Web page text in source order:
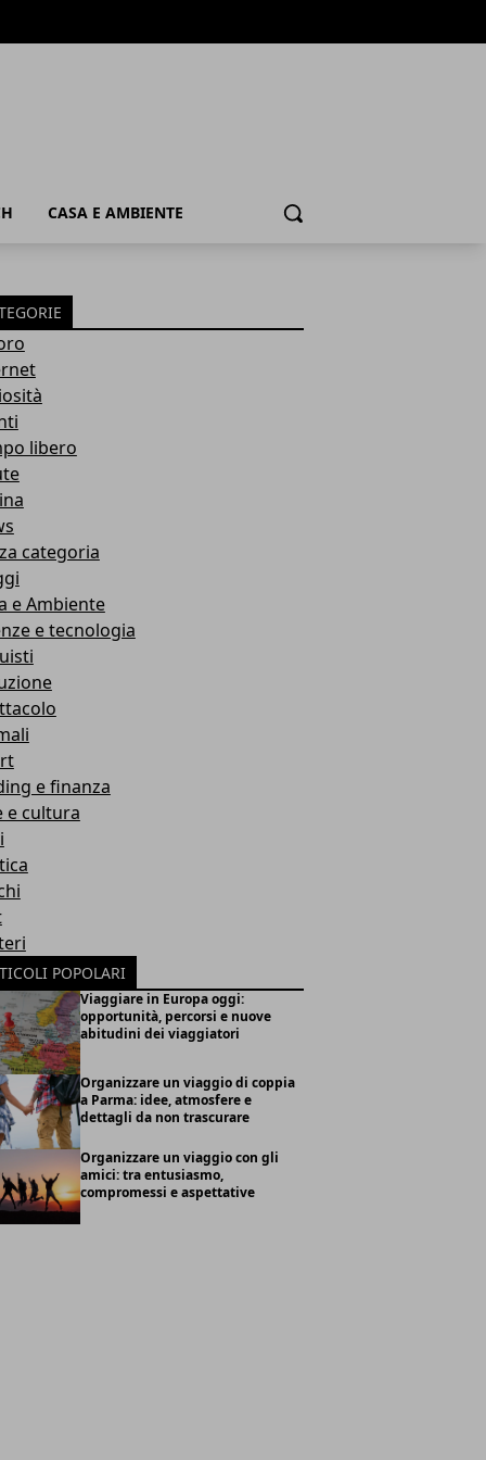
CASA E AMBIENTE Cerca
libero
categoria
e Ambiente
e tecnologia
e finanza
e cultura
POPOLARI
Viaggiare in Europa oggi:
opportunità, percorsi e nuove
abitudini dei viaggiatori
Organizzare un viaggio di coppia
a Parma: idee, atmosfere e
dettagli da non trascurare
Organizzare un viaggio con gli
amici: tra entusiasmo,
compromessi e aspettative